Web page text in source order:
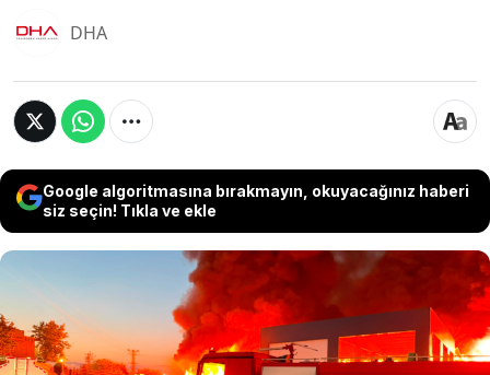
DHA
Google algoritmasına bırakmayın, okuyacağınız haberi
siz seçin! Tıkla ve ekle
Batman Organize Sanayi Bölgesi mevkisinde
bir zincir markete ait dağıtım deposunda